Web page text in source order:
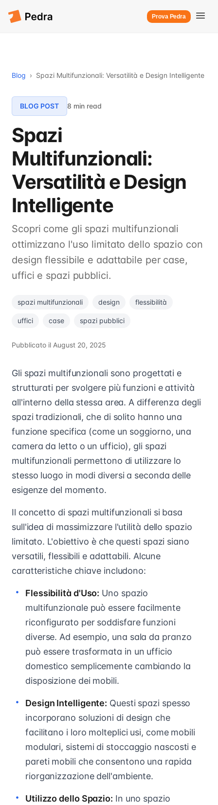
Prova Pedra
Blog › Spazi Multifunzionali: Versatilità e Design Intelligente
BLOG POST 8 min read
Spazi
Multifunzionali:
Versatilità e Design
Intelligente
Scopri come gli spazi multifunzionali
ottimizzano l'uso limitato dello spazio con
design flessibile e adattabile per case,
uffici e spazi pubblici.
spazi multifunzionali design flessibilità
uffici case spazi pubblici
Pubblicato il August 20, 2025
Gli spazi multifunzionali sono progettati e
strutturati per svolgere più funzioni e attività
all'interno della stessa area. A differenza degli
spazi tradizionali, che di solito hanno una
funzione specifica (come un soggiorno, una
camera da letto o un ufficio), gli spazi
multifunzionali permettono di utilizzare lo
stesso luogo in modi diversi a seconda delle
esigenze del momento.
Il concetto di spazi multifunzionali si basa
sull'idea di massimizzare l'utilità dello spazio
limitato. L'obiettivo è che questi spazi siano
versatili, flessibili e adattabili. Alcune
caratteristiche chiave includono:
Flessibilità d'Uso: Uno spazio
multifunzionale può essere facilmente
riconfigurato per soddisfare funzioni
diverse. Ad esempio, una sala da pranzo
può essere trasformata in un ufficio
domestico semplicemente cambiando la
disposizione dei mobili.
Design Intelligente: Questi spazi spesso
incorporano soluzioni di design che
facilitano i loro molteplici usi, come mobili
modulari, sistemi di stoccaggio nascosti e
pareti mobili che consentono una rapida
riorganizzazione dell'ambiente.
Utilizzo dello Spazio: In uno spazio